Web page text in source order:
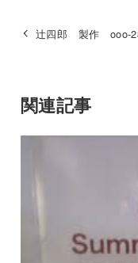
辻四郎 製作 ooo-
関連記事